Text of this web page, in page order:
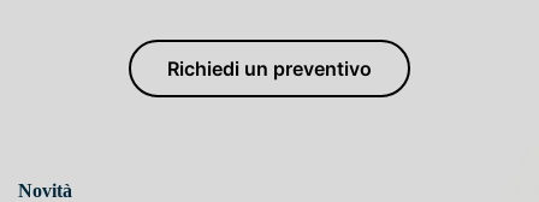
Richiedi un preventivo
Novità